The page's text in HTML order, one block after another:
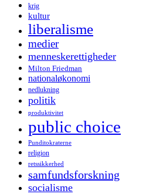
krig
kultur
liberalisme
medier
menneskerettigheder
Milton Friedman
nationaløkonomi
nedlukning
politik
produktivitet
public choice
Punditokraterne
religion
retssikkerhed
samfundsforskning
socialisme